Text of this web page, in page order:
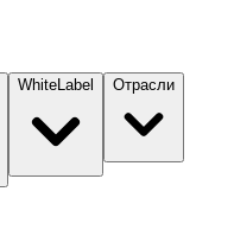
WhiteLabel Отрасли